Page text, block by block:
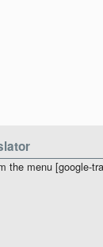
the menu [google-